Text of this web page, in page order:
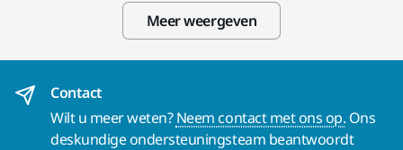
Meer weergeven
Contact
Wilt u meer weten?Neem contact met ons op. Ons
deskundige ondersteuningsteam beantwoordt